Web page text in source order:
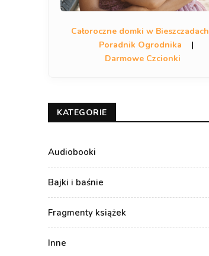
Całoroczne domki w Bieszczadach
Poradnik Ogrodnika
|
Darmowe Czcionki
KATEGORIE
Audiobooki
Bajki i baśnie
Fragmenty książek
Inne